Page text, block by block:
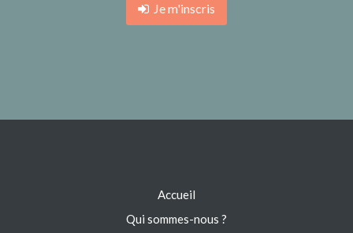
Je m'inscris
Accueil
Qui sommes-nous ?